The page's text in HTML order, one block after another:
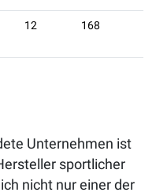
12 168
Unternehmen ist
sportlicher
nicht nur einer der